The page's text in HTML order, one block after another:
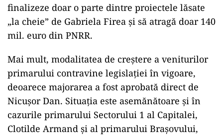
finalizeze doar o parte dintre proiectele lăsate
„la cheie” de Gabriela Firea și să atragă doar 140
mil. euro din PNRR.
Mai mult, modalitatea de creștere a veniturilor
primarului contravine legislației în vigoare,
deoarece majorarea a fost aprobată direct de
Nicușor Dan. Situația este asemănătoare și în
cazurile primarului Sectorului 1 al Capitalei,
Clotilde Armand și al primarului Brașovului,